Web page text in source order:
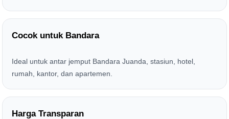
Cocok untuk Bandara
Ideal untuk antar jemput Bandara Juanda, stasiun, hotel,
rumah, kantor, dan apartemen.
Harga Transparan